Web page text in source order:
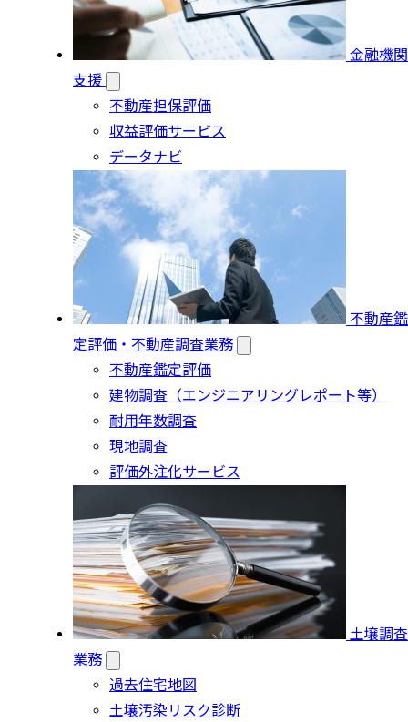
金融機関
支援
不動産担保評価
収益評価サービス
データナビ
不動産鑑
定評価・不動産調査業務
不動産鑑定評価
建物調査（エンジニアリングレポート等）
耐用年数調査
現地調査
評価外注化サービス
土壌調査
業務
過去住宅地図
土壌汚染リスク診断